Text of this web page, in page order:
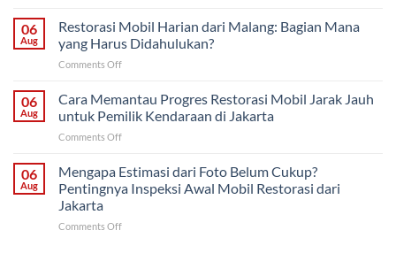
Mobil
Klasik
Solo
Ulang
Saja
atau
Restorasi
Cara
Menentukan
dari
Malang
06
Aug
Restorasi Mobil Harian dari Malang: Bagian Mana
yang Harus Didahulukan?
Comments Offon
Mobil
Harian
dari
Malang:
Mana
yang
06
Aug
Cara Memantau Progres Restorasi Mobil Jarak Jauh
untuk Pemilik Kendaraan di Jakarta
Comments Offon
Memantau
Progres
Restorasi
Jarak
06
Aug
Mengapa Estimasi dari Foto Belum Cukup?
Pentingnya Inspeksi Awal Mobil Restorasi dari
Jakarta
Comments Offon